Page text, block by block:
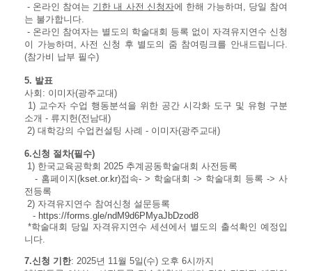
- 온라인 참여는 기한 내 사전 신청자에 한해 가능하며, 당일 참여
는 불가합니다.
- 온라인 참여자는 별도의 학술대회 등록 없이 자격유지연수 신청
이 가능하며, 사전 신청 후 별도의 줌 참여링크를 안내드립니다.
(참가비 납부 필수)
5. 발표
사회: 이미자(광주교대)
1) 교수자 수업 행동분석을 위한 공간 시각화 도구 및 유형 구분
소개 - 류지헌(전남대)
2) 대학강의 수업컨설팅 사례 - 이미자(광주교대)
6.신청 절차(필수)
1) 한국교육공학회 2025 추계공동학술대회 사전등록
- 홈페이지(kset.or.kr)접속- > 학술대회 -> 학술대회 등록 -> 사
전등록
2) 자격유지연수 참여신청 설문등록
- https://forms.gle/ndM9d6PMyaJbDzod8
*학술대회 당일 자격유지연수 세션에서 별도의 출석확인 예정입
니다.
7.신청 기한: 2025년 11월 5일(수) 오후 6시까지